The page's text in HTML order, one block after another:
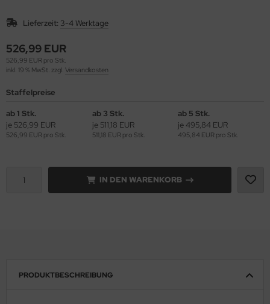
Lieferzeit: 3-4 Werktage
526,99 EUR
526,99 EUR pro Stk.
inkl. 19 % MwSt. zzgl. Versandkosten
Staffelpreise
ab 1 Stk.
je 526,99 EUR
526,99 EUR pro Stk.
ab 3 Stk.
je 511,18 EUR
511,18 EUR pro Stk.
ab 5 Stk.
je 495,84 EUR
495,84 EUR pro Stk.
IN DEN WARENKORB
PRODUKTBESCHREIBUNG